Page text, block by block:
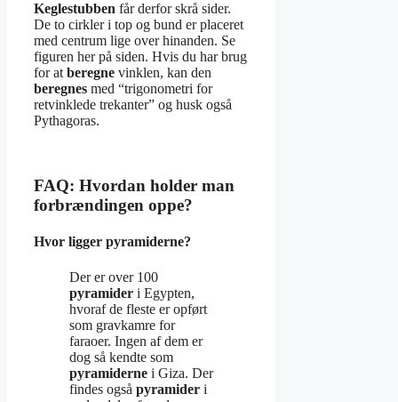
Keglestubben får derfor skrå sider.
De to cirkler i top og bund er placeret
med centrum lige over hinanden. Se
figuren her på siden. Hvis du har brug
for at beregne vinklen, kan den
beregnes med “trigonometri for
retvinklede trekanter” og husk også
Pythagoras.
FAQ: Hvordan holder man
forbrændingen oppe?
Hvor ligger pyramiderne?
Der er over 100
pyramider i Egypten,
hvoraf de fleste er opført
som gravkamre for
faraoer. Ingen af dem er
dog så kendte som
pyramiderne i Giza. Der
findes også pyramider i